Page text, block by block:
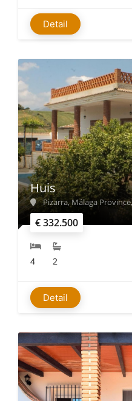
Detail
€ 332.500
Huis
Pizarra, Málaga
4 2
Detail